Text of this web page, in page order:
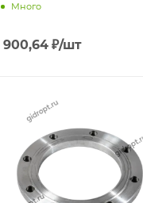
Много
900,64₽/шт